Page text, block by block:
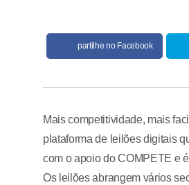
partilhe no Facebook
Mais competitividade, mais
plataforma de leilões digitais
com o apoio do COMPETE e
Os leilões abrangem vários